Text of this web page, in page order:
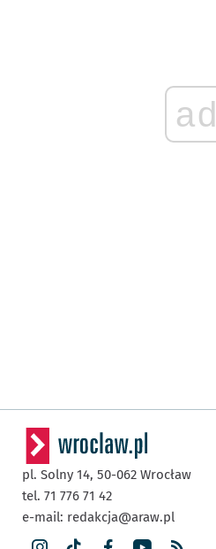
ad
pl. Solny 14, 50-062 Wrocław
tel. 71 776 71 42
e-mail: redakcja@araw.pl